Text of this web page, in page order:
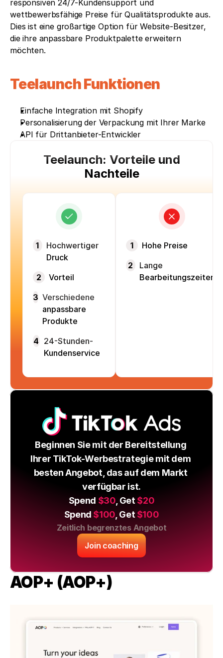
responsiven 24/7-Kundensupport und
wettbewerbsfähige Preise für Qualitätsprodukte aus.
Dies ist eine großartige Option für Website-Besitzer,
die ihre anpassbare Produktpalette erweitern
möchten.
Teelaunch Funktionen
Einfache Integration mit Shopify
Personalisierung der Verpackung mit Ihrer Marke
API für Drittanbieter-Entwickler
Teelaunch: Vorteile und
Nachteile
1
Hochwertiger
Druck
2
Vorteil
3 Verschiedene
anpassbare
Produkte
4 24-Stunden-
Kundenservice
1
Hohe Preise
2
Lange
Bearbeitungszeiten
Beginnen Sie mit der Bereitstellung
Ihrer TikTok-Werbestrategie mit dem
besten Angebot, das auf dem Markt
verfügbar ist.
Spend $30, Get $20
Spend $100 , Get $100
Zeitlich begrenztes Angebot
Join coaching
AOP+ (AOP+)